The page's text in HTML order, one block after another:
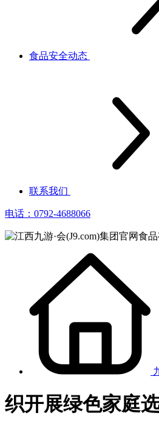
食品安全动态
联系我们
电话：0792-4688066
织开展绿色家庭